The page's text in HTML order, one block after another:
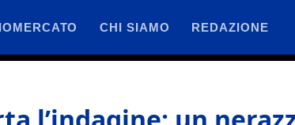
CHI SIAMO REDAZIONE